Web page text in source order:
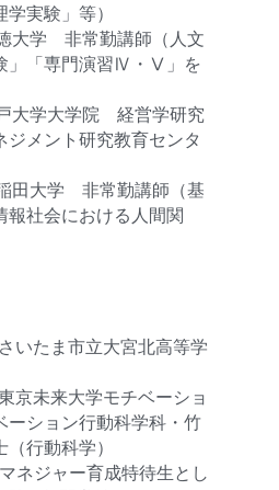
実験」等）
大学　非常勤講師（人文
」「専門演習Ⅳ・Ⅴ 」を
大学大学院　経営学研究
ジメント研究教育センタ
田大学　非常勤講師（基
報社会における人間関
いたま市立大宮北高等学
京未来大学モチベーショ
ーション行動科学科・竹
行動科学）
ネジャー育成特待生とし